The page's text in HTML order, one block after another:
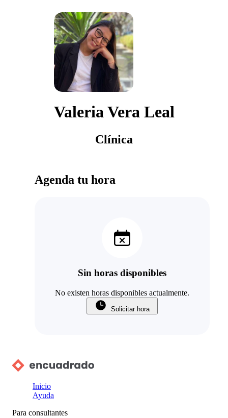
Valeria Vera Leal
Clínica
Agenda tu hora
Sin horas disponibles
No existen horas disponibles actualmente.
Solicitar hora
Inicio
Ayuda
Para consultantes